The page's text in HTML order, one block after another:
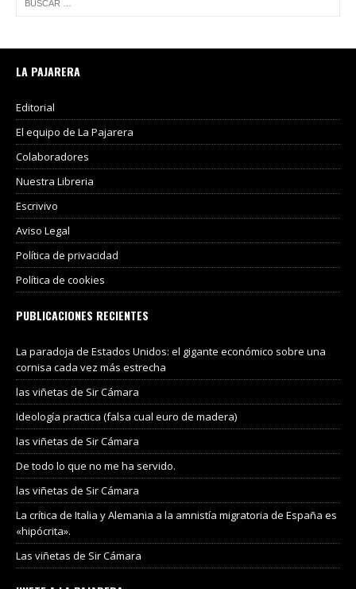
LA PAJARERA
Editorial
El equipo de La Pajarera
Colaboradores
Nuestra Libreria
Escrivivo
Aviso Legal
Política de privacidad
Política de cookies
PUBLICACIONES RECIENTES
La paradoja de Estados Unidos: el gigante económico sobre una
cornisa cada vez más estrecha
las viñetas de Sir Cámara
Ideología practica (falsa cual euro de madera)
las viñetas de Sir Cámara
De todo lo que no me ha servido.
las viñetas de Sir Cámara
La crítica de Italia y Alemania a la amnistía migratoria de España es
«hipócrita».
Las viñetas de Sir Cámara